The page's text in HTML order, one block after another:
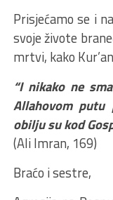
Prisjećamo se i
svoje živote
mrtvi, kako
“I nikako ne
Allahovom
obilju su kod
(Ali Imran, 169)
Braćo i sestre,